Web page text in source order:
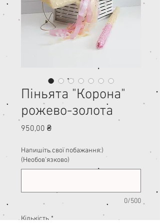
Піньята "Корона"
рожево-золота
950,00 ₴Ціна
Напишіть свої побажання:)
(Необов'язково)
0/500
Кількість *